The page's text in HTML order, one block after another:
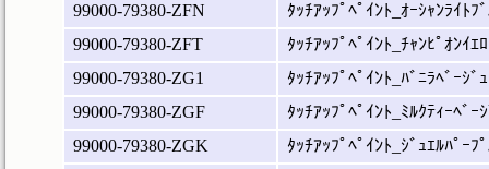
99000-79380-ZFN
ﾀｯﾁｱｯﾌﾟﾍﾟｲﾝﾄ_ｵｰｼｬﾝﾗｲﾄﾌ
99000-79380-ZFT
ﾀｯﾁｱｯﾌﾟﾍﾟｲﾝﾄ_ﾁｬﾝﾋﾟｵﾝｲｴ
99000-79380-ZG1
ﾀｯﾁｱｯﾌﾟﾍﾟｲﾝﾄ_ﾊﾞﾆﾗﾍﾞｰｼﾞｭ
99000-79380-ZGF
ﾀｯﾁｱｯﾌﾟﾍﾟｲﾝﾄ_ﾐﾙｸﾃｨｰﾍﾞｰ
99000-79380-ZGK
ﾀｯﾁｱｯﾌﾟﾍﾟｲﾝﾄ_ｼﾞｭｴﾙﾊﾟｰﾌ